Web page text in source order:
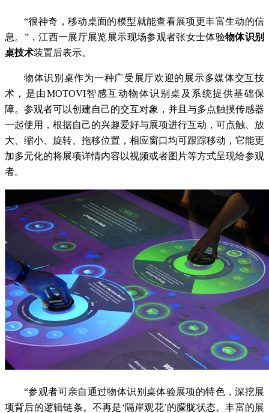
“很神奇，移动桌面的模型就能查看展项更丰富生动的信
息。”，江西一展厅展览展示现场参观者张女士体验物体识别
桌技术装置后表示。
物体识别桌作为一种广受展厅欢迎的展示多媒体交互技
术，是由MOTOVI智感互动物体识别桌及系统提供基础保
障。参观者可以创建自己的交互对象，并且与多点触摸传感器
一起使用，根据自己的兴趣爱好与展项进行互动，可点触、放
大、缩小、旋转、拖移位置，相应窗口均可跟踪移动，它能更
加多元化的将展项详情内容以视频或者图片等方式呈现给参观
者。
“参观者可亲自通过物体识别桌体验展项的特色，深挖展
项背后的逻辑链条。不再是‘隔岸观花’的朦胧状态。丰富的展